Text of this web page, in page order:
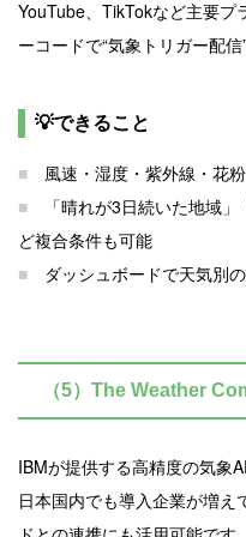
YouTube、TikTokなど主要プ
ーコードで“気象トリガー配信
💡できること
■
風速・湿度・紫外線・花
■
「晴れが3日続いた地域
ど複合条件も可能
■
ダッシュボードで天気別
（5）The Weather
IBMが提供する高精度の気象
日本国内でも導入企業が増